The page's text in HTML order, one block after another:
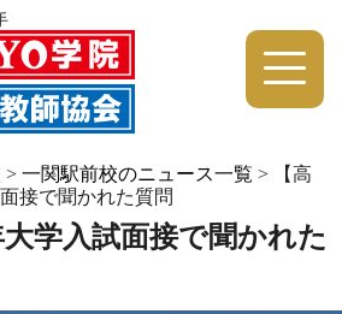
> 一関駅前校のニュース一覧 >
【高
接で聞かれた質問
大学入試面接で聞かれた